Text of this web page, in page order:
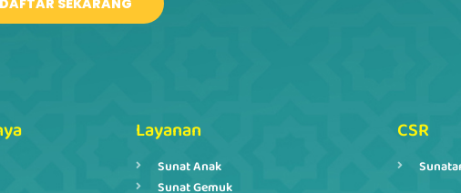
DAFTAR SEKARANG
Layanan
Sunat Anak
Sunat Gemuk
CSR